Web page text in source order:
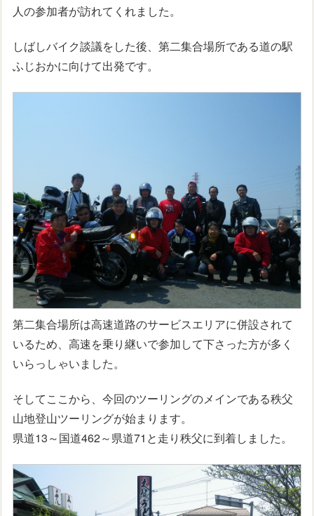
人の参加者が訪れてくれました。
しばしバイク談議をした後、第二集合場所である道の駅
ふじおかに向けて出発です。
第二集合場所は高速道路のサービスエリアに併設されて
いるため、高速を乗り継いで参加して下さった方が多く
いらっしゃいました。
そしてここから、今回のツーリングのメインである秩父
山地登山ツーリングが始まります。
県道13～国道462～県道71と走り秩父に到着しました。